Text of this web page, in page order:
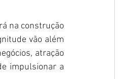
na construção
vão além
atração
impulsionar a